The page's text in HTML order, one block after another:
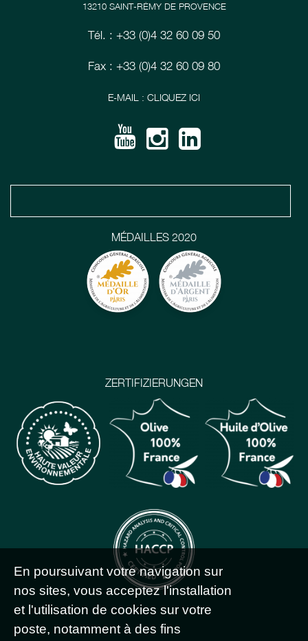
ZERTIFIZIERUNGEN
MÉDAILLES 2020
13210 SAINT-RÉMY DE PROVENCE
Tél. : +33 (0)4 32 60 09 50
Fax : +33 (0)4 32 60 09 80
E-MAIL : CLIQUEZ ICI
En poursuivant votre navigation sur
nos sites, vous acceptez l'installation
et l'utilisation de cookies sur votre
poste, notamment à des fins